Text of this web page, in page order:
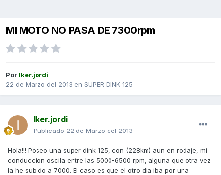
MI MOTO NO PASA DE 7300rpm
Por Iker.jordi
22 de Marzo del 2013 en SUPER DINK 125
Iker.jordi
Publicado 22 de Marzo del 2013
Hola!!! Poseo una super dink 125, con (228km) aun en rodaje, mi
conduccion oscila entre las 5000-6500 rpm, alguna que otra vez
la he subido a 7000. El caso es que el otro dia iba por una